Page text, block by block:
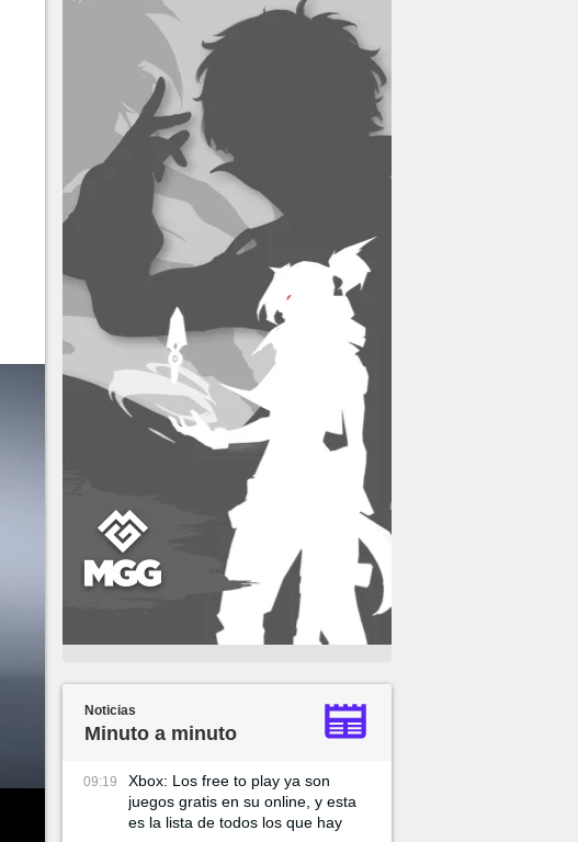
Noticias
Minuto a minuto
09:19
Xbox: Los free to play ya son
juegos gratis en su online, y esta
es la lista de todos los que hay